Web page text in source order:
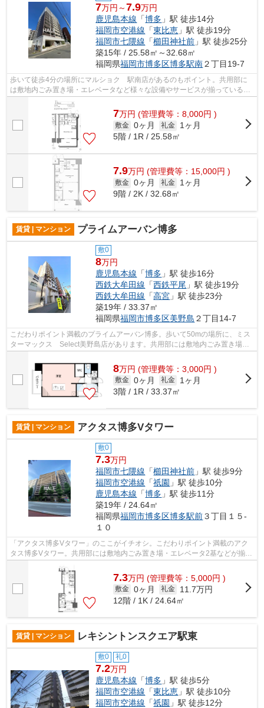
7万円～7.9万円
鹿児島本線 「博多 」駅 徒歩14分
福岡市空港線 「東比恵 」駅 徒歩19分
福岡市七隈線 「櫛田神社前 」駅 徒歩25分
築15年 / 25.58㎡～32.68㎡
福岡県福岡市博多区博多駅南２丁目19-7
歩いて徒歩4分の場所にマルショク 駅南店があるのもポイント。共用部に
は敷地内ごみ置き場・エレベータなど様々な設備やサービスが揃っているの
で便利です。3駅利用可能なので、用途...
7万円 (管理費等：8,000円 )
敷金 0ヶ月 礼金
1ヶ月
5階 / 1R / 25.58㎡
7.9万円 (管理費等：15,000円 )
敷金 0ヶ月 礼金
1ヶ月
9階 / 2K / 32.68㎡
賃貸 | マンション プライムアーバン博多
敷0
8万円
鹿児島本線 「博多 」駅 徒歩16分
西鉄大牟田線 「西鉄平尾 」駅 徒歩19分
西鉄大牟田線 「高宮 」駅 徒歩23分
築19年 / 33.37㎡
福岡県福岡市博多区美野島 ２丁目14-7
こだわりポイント満載のプライムアーバン博多。歩いて50mの場所に、ミス
ターマックス Select美野島店があります。共用部には敷地内ごみ置き場・
8万円 (管理費等：3,000円 )
敷金 0ヶ月 礼金
1ヶ月
3階 / 1R / 33.37㎡
賃貸 | マンション アクタス博多Vタワー
敷0
7.3万円
福岡市七隈線 「櫛田神社前 」駅 徒歩9分
福岡市空港線 「祇園 」駅 徒歩10分
鹿児島本線 「博多 」駅 徒歩11分
築19年 / 24.64㎡
福岡県福岡市博多区博多駅前３丁目１５-
１０
「アクタス博多Vタワー」のここがイチオシ。こだわりポイント満載のアク
タス博多Vタワー。共用部には敷地内ごみ置き場・エレベータ2基などが揃っ
7.3万円 (管理費等：5,000円 )
敷金 0ヶ月 礼金
11.7万円
12階 / 1K / 24.64㎡
賃貸 | マンション レキシントンスクエア駅東
敷0 礼0
7.2万円
鹿児島本線 「博多 」駅 徒歩5分
福岡市空港線 「東比恵 」駅 徒歩10分
福岡市空港線 「祇園 」駅 徒歩12分